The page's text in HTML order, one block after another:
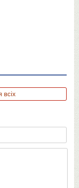
всіх